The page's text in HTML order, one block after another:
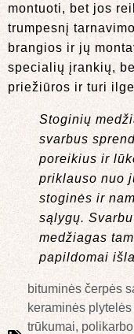
montuoti, bet jos
trumpesnį
brangios ir jų
specialių įrankių,
priežiūros ir turi
Stoginių
svarbus
poreikius ir
priklauso nuo
stoginės ir
sąlygų.
medžiagas
papildomai
bituminės čerpės
keraminės
trūkumai,